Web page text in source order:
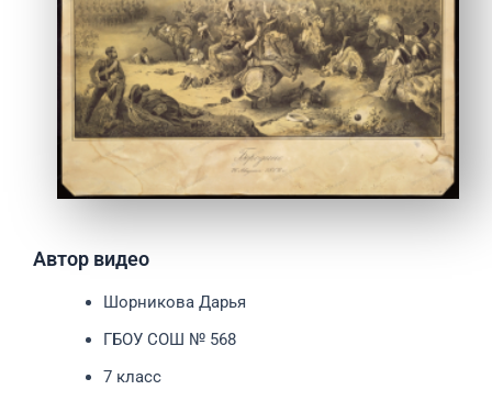
Автор видео
Шорникова Дарья
ГБОУ СОШ № 568
7 класс